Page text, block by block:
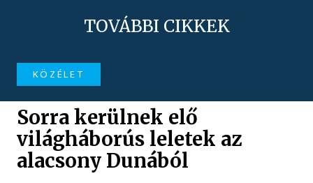
TOVÁBBI CIKKEK
KÖZÉLET
Sorra kerülnek elő
világháborús leletek az
alacsony Dunából